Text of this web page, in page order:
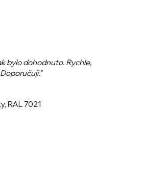
bylo dohodnuto. Rychle,
RAL 7021